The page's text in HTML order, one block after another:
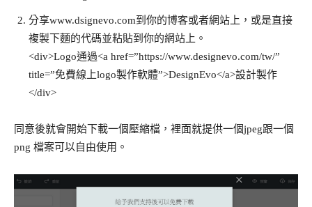
分享www.dsignevo.com到你的博客或者網站上，或是直接
複製下麵的代碼並粘貼到你的網站上。
<div>Logo通過<a href=”https://www.designevo.com/tw/”
title=”免費線上logo製作軟體”>DesignEvo</a>設計製作
</div>
同意後就會開始下載一個壓縮檔，裡面就提供一個jpeg跟一個
png 檔案可以自由使用。